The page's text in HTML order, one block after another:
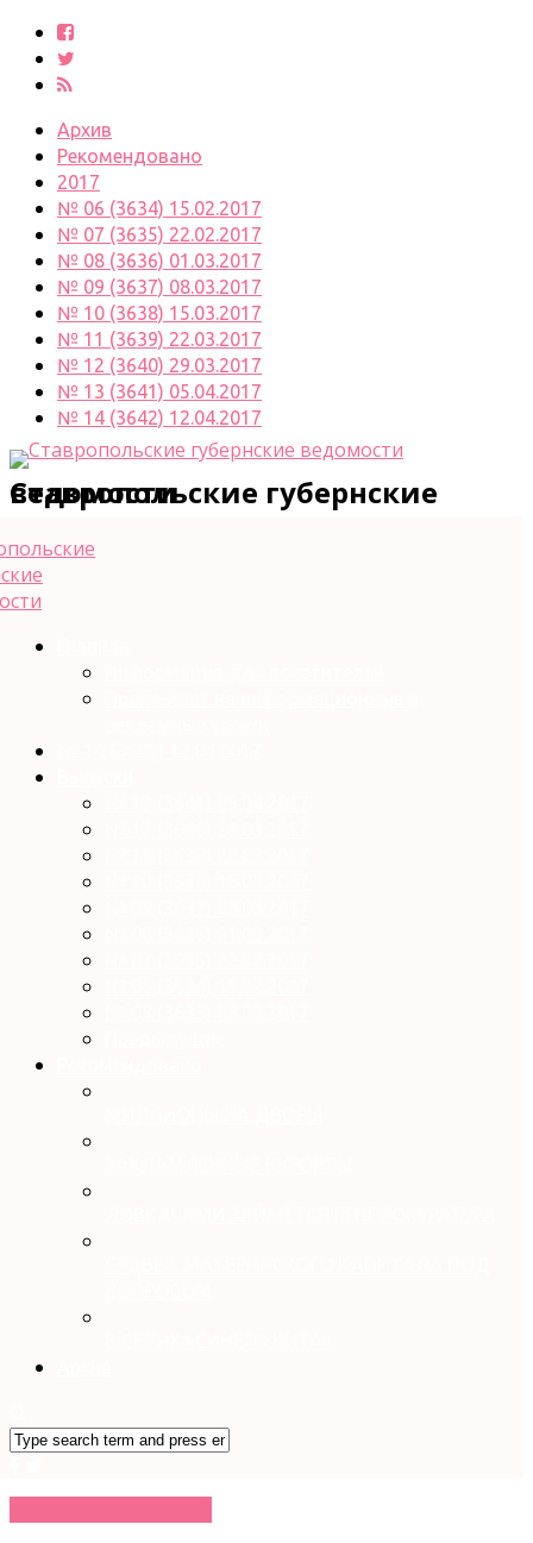
Архив
Рекомендовано
2017
№ 06 (3634) 15.02.2017
№ 07 (3635) 22.02.2017
№ 08 (3636) 01.03.2017
№ 09 (3637) 08.03.2017
№ 10 (3638) 15.03.2017
№ 11 (3639) 22.03.2017
№ 12 (3640) 29.03.2017
№ 13 (3641) 05.04.2017
№ 14 (3642) 12.04.2017
Ставропольские губернские ведомости